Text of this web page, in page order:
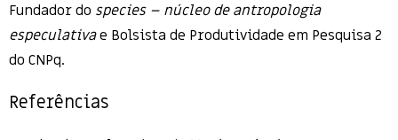
Fundador do species – núcleo de antropologia
especulativae Bolsista de Produtividade em Pesquisa 2
do CNPq.
Referências